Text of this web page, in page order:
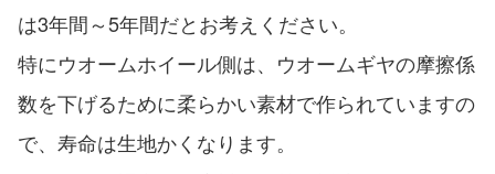
は3年間～5年間だとお考えください。
特にウオームホイール側は、ウオームギヤの摩擦係
数を下げるために柔らかい素材で作られていますの
で、寿命は生地かくなります。